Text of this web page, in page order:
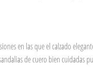
en las que el calzado
de cuero bien